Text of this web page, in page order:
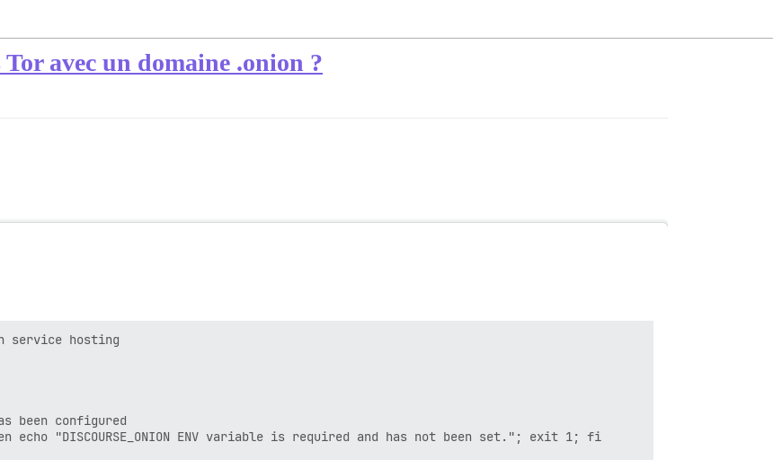
avec un domaine .onion ?
service hosting
been configured
echo "DISCOURSE_ONION ENV variable is required and has not been set."; exit 1; fi